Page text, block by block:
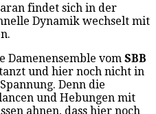
findet sich in der
Dynamik wechselt mit
Damenensemble vom SBB
und hier noch nicht in
Denn die
und Hebungen mit
ahnen, dass hier noch